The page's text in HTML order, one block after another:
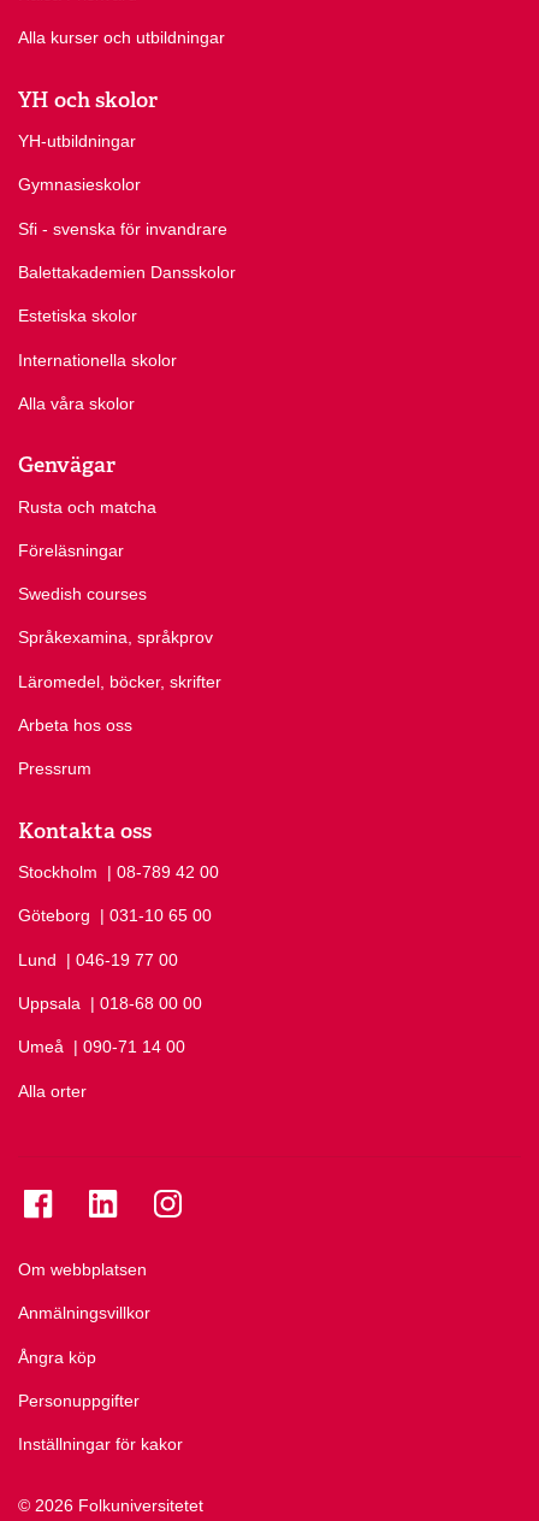
Alla kurser och utbildningar
YH och skolor
YH-utbildningar
Gymnasieskolor
Sfi - svenska för invandrare
Balettakademien Dansskolor
Estetiska skolor
Internationella skolor
Alla våra skolor
Genvägar
Rusta och matcha
Föreläsningar
Swedish courses
Språkexamina, språkprov
Läromedel, böcker, skrifter
Arbeta hos oss
Pressrum
Kontakta oss
Stockholm Ring Stockholm på
| 08-789 42 00
Göteborg Ring Göteborg på
| 031-10 65 00
Lund Ring Lund på
| 046-19 77 00
Uppsala Ring Uppsala på
| 018-68 00 00
Umeå Ring Umeå på
| 090-71 14 00
Alla orter
© 2026 Folkuniversitetet
Om webbplatsen
Anmälningsvillkor
Ångra köp
Personuppgifter
Inställningar för kakor
Se folkuniversitetet på Facebook
Se folkuniversitetet på LinkedIn